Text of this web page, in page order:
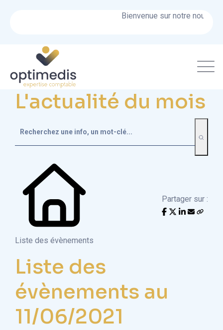
Bienvenue sur notre nouveau
L'actualité du mois
Liste des évènements
Partager sur :
Liste des
évènements au
11/06/2021